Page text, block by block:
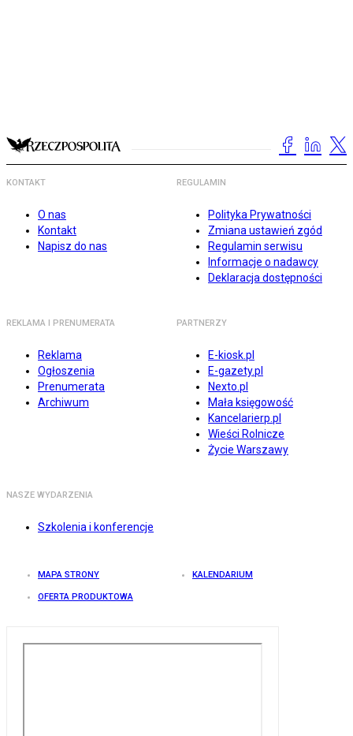
KONTAKT
O nas
Kontakt
Napisz do nas
REGULAMIN
Polityka Prywatności
Zmiana ustawień zgód
Regulamin serwisu
Informacje o nadawcy
Deklaracja dostępności
REKLAMA I PRENUMERATA
Reklama
Ogłoszenia
Prenumerata
Archiwum
PARTNERZY
E-kiosk.pl
E-gazety.pl
Nexto.pl
Mała księgowość
Kancelarierp.pl
Wieści Rolnicze
Życie Warszawy
NASZE WYDARZENIA
Szkolenia i konferencje
MAPA STRONY KALENDARIUM
OFERTA PRODUKTOWA